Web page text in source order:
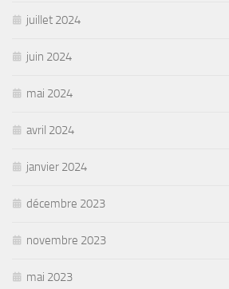
juillet 2024
juin 2024
mai 2024
avril 2024
janvier 2024
décembre 2023
novembre 2023
mai 2023